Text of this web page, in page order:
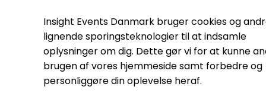
Insight Events Danmark bruger cookies og
lignende sporingsteknologier til at indsamle
oplysninger om dig. Dette gør vi for at kunne
brugen af vores hjemmeside samt forbedre og
personliggøre din oplevelse heraf.